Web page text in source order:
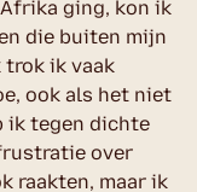
ging, kon ik
die buiten mijn
trok ik vaak
ook als het niet
ik tegen dichte
over
raakten, maar ik